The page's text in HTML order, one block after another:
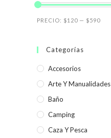
Precio
Precio
PRECIO: $120 — $590
Categorías
Accesorios
Arte Y Manualidades
Baño
Camping
Caza Y Pesca